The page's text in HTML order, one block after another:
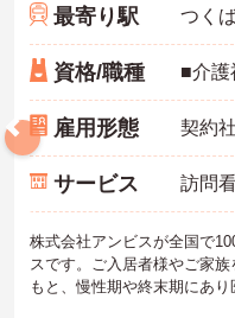
最寄り駅 つく
資格/職種
雇用形態 契約
サービス 訪問
株式会社アンビスが全国で
スです。ご入居者様やご家
もと、慢性期や終末期にあり